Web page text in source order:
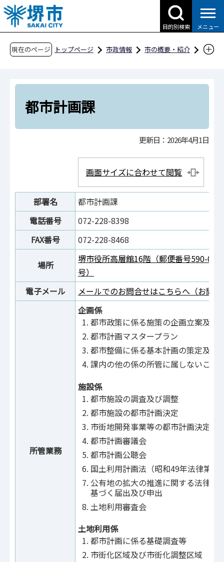
こ
の
ペ
目的別検索 メニュー
現在のページ トップページ 市政情報
市の概要・紹介
建築都市局
都市計画部 都市計画課
都市計画課
更新日：2026年4月1日
画面サイズに合わせて閲覧
部署名
都市計画課
電話番号
072-228-8398
FAX番号
072-228-8468
場所
堺市役所高層館16階（郵便番号590-
号）
電子メール
メールでのお問合せはこちらへ（お問
所管業務
企画係
都市政策に係る施策の企画立案及び
都市計画マスタープラン
都市整備に係る基本計画の策定及び
課内の他の係の所管に属しないこと
施設係
都市施設の調査及び調整
都市施設の都市計画決定
市街地開発事業等の都市計画決定
都市計画審議会
都市計画公聴会
国土利用計画法（昭和49年法律第
公有地の拡大の推進に関する法律（
基づく届出及び申出
土地利用審査会
土地利用係
都市計画に係る基礎調査等
市街化区域及び市街化調整区域